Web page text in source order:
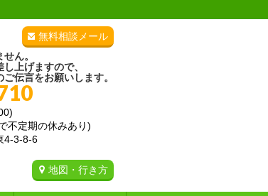
無料相談メール
ん。
上げますので、
伝言をお願いします。
不定期の休みあり)
4-3-8-6
地図・行き方